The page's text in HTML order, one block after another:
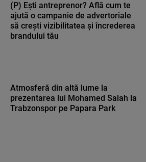
(P) Ești antreprenor? Află cum te
ajută o campanie de advertoriale
să crești vizibilitatea și încrederea
brandului tău
Atmosferă din altă lume la
prezentarea lui Mohamed Salah la
Trabzonspor pe Papara Park